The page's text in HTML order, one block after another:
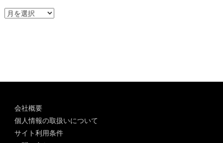
ア
会社概要
個人情報の取扱いについて
サイト利用条件